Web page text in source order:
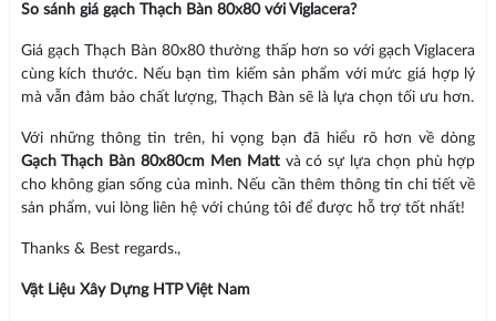
So sánh giá gạch Thạch Bàn 80x80 với Viglacera?
Giá gạch Thạch Bàn 80x80 thường thấp hơn so với gạch Viglacera
cùng kích thước. Nếu bạn tìm kiếm sản phẩm với mức giá hợp lý
mà vẫn đảm bảo chất lượng, Thạch Bàn sẽ là lựa chọn tối ưu hơn.
Với những thông tin trên, hi vọng bạn đã hiểu rõ hơn về dòng
Gạch Thạch Bàn 80x80cm Men Mattvà có sự lựa chọn phù hợp
cho không gian sống của mình. Nếu cần thêm thông tin chi tiết về
sản phẩm, vui lòng liên hệ với chúng tôi để được hỗ trợ tốt nhất!
Thanks & Best regards.,
Vật Liệu Xây Dựng HTP Việt Nam